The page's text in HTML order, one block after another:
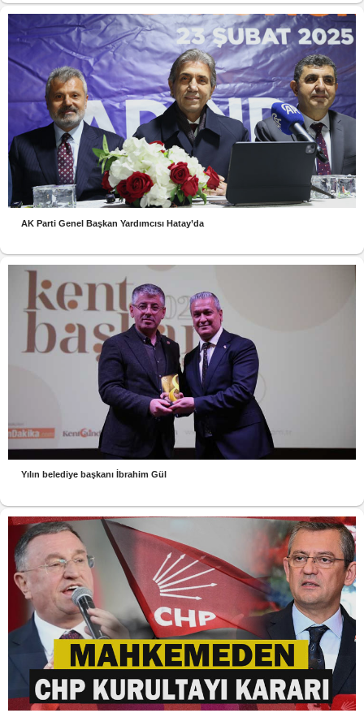
AK Parti Genel Başkan Yardımcısı Hatay’da
Yılın belediye başkanı İbrahim Gül